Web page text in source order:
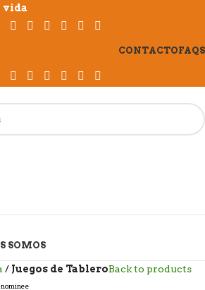
vida
CONTACTOFAQS
SOMOS
Juegos de TableroBack to products